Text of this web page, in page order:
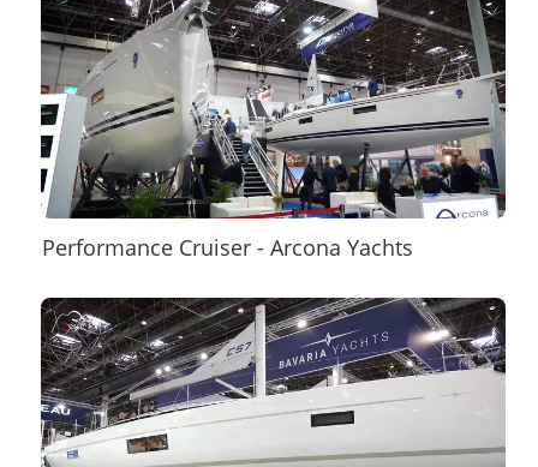
Performance Cruiser - Arcona Yachts